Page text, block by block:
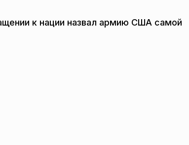
к нации назвал армию США самой